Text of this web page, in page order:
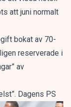
att juni normalt
bokat av 70-
reserverade i
av
Dagens PS